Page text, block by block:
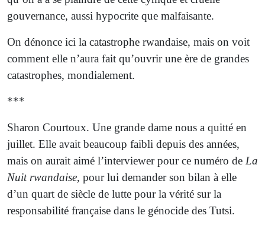
gouvernance, aussi hypocrite que malfaisante.
On dénonce ici la catastrophe rwandaise, mais on voit
comment elle n’aura fait qu’ouvrir une ère de grandes
catastrophes, mondialement.
***
Sharon Courtoux. Une grande dame nous a quitté en
juillet. Elle avait beaucoup faibli depuis des années,
mais on aurait aimé l’interviewer pour ce numéro de La
Nuit rwandaise, pour lui demander son bilan à elle
d’un quart de siècle de lutte pour la vérité sur la
responsabilité française dans le génocide des Tutsi.